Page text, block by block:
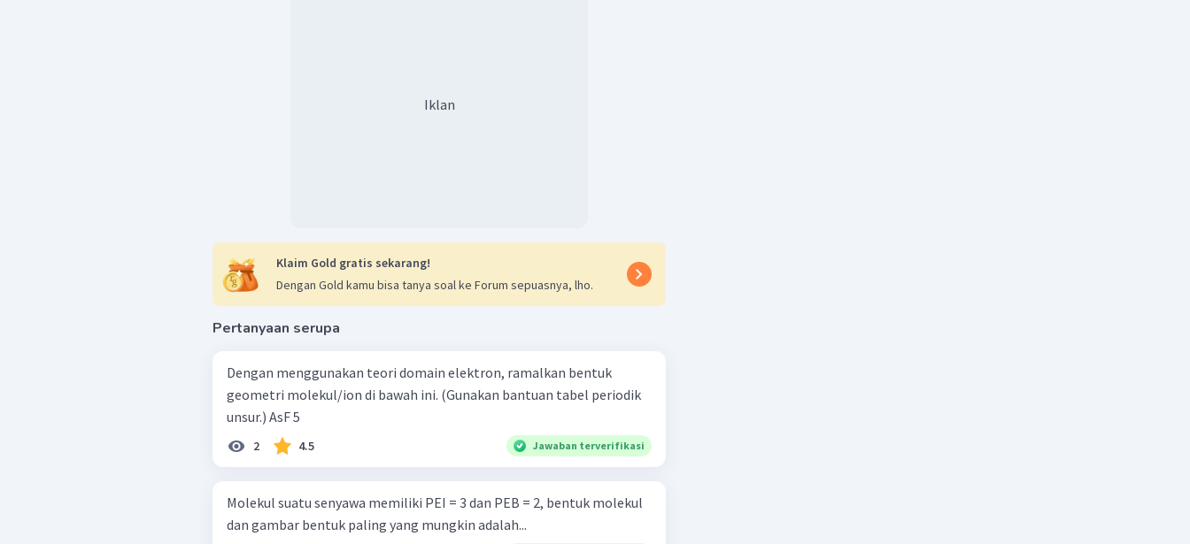
Iklan
Klaim Gold gratis sekarang!
Dengan Gold kamu bisa tanya soal ke Forum sepuasnya, lho.
Pertanyaan serupa
Dengan menggunakan teori domain elektron, ramalkan bentuk
geometri molekul/ion di bawah ini. (Gunakan bantuan tabel periodik
unsur.) AsF 5 ​
2 4.5 Jawaban terverifikasi
Molekul suatu senyawa memiliki PEI = 3 dan PEB = 2, bentuk molekul
dan gambar bentuk paling yang mungkin adalah...